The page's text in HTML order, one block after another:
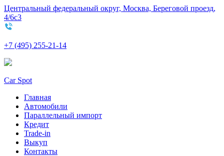
Центральный федеральный округ, Москва, Береговой проезд,
4/6с3
+7 (495) 255-21-14
Car Spot
Главная
Автомобили
Параллельный импорт
Кредит
Trade-in
Выкуп
Контакты